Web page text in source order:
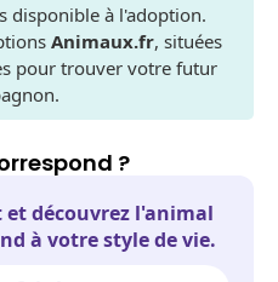
disponible à l'adoption.
Animaux.fr, situées
pour trouver votre futur
?
et découvrez l'animal
à votre style de vie.